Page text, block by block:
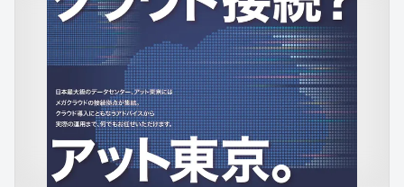
ントを確認できます。